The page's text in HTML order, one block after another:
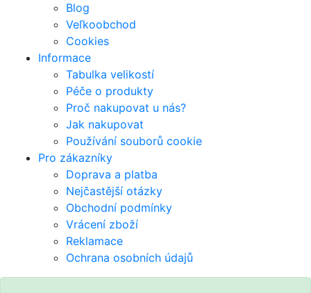
Blog
Veľkoobchod
Cookies
Informace
Tabulka velikostí
Péče o produkty
Proč nakupovat u nás?
Jak nakupovat
Používání souborů cookie
Pro zákazníky
Doprava a platba
Nejčastější otázky
Obchodní podmínky
Vrácení zboží
Reklamace
Ochrana osobních údajů